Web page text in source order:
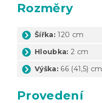
Rozměry
Šířka: 120 cm
Hloubka: 2 cm
Výška: 66 (41,5) cm
Provedení